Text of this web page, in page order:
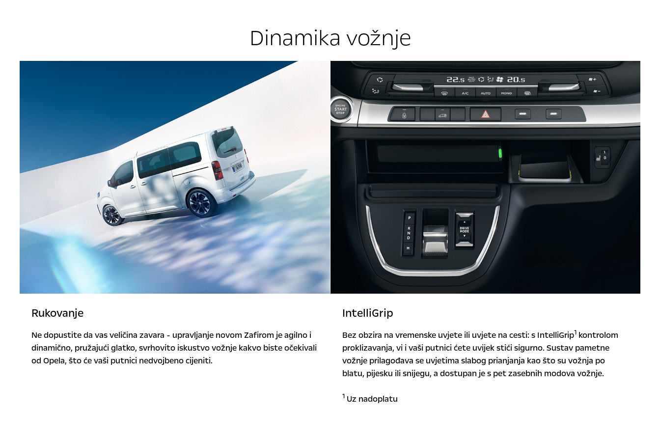
Dinamika vožnje
Rukovanje
Ne dopustite da vas veličina zavara - upravljanje novom Zafirom je agilno i
dinamično, pružajući glatko, svrhovito iskustvo vožnje kakvo biste očekivali
od Opela, što će vaši putnici nedvojbeno cijeniti.
IntelliGrip
Bez obzira na vremenske uvjete ili uvjete na cesti: s IntelliGrip1kontrolom
proklizavanja, vi i vaši putnici ćete uvijek stići sigurno. Sustav pametne
vožnje prilagođava se uvjetima slabog prianjanja kao što su vožnja po
blatu, pijesku ili snijegu, a dostupan je s pet zasebnih modova vožnje.
1Uz nadoplatu